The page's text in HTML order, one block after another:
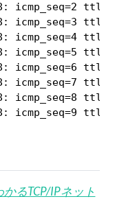
icmp_seq=2
icmp_seq=3
icmp_seq=4
icmp_seq=5
icmp_seq=6
icmp_seq=7
icmp_seq=8
icmp_seq=9
るTCP/IPネット